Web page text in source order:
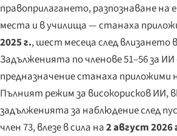
правоприлагането, разпознаване на
места и в училища — станаха
2025 г., шест месеца след влизането
Задълженията по членове 51–56 за
предназначение станаха приложими
Пълният режим за високорисков ИИ,
задълженията за наблюдение след
член 73, влезе в сила на2 август 2026